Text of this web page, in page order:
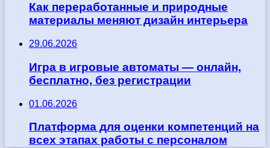
Как переработанные и природные
материалы меняют дизайн интерьера
29.06.2026
Игра в игровые автоматы — онлайн,
бесплатно, без регистрации
01.06.2026
Платформа для оценки компетенций на
всех этапах работы с персоналом